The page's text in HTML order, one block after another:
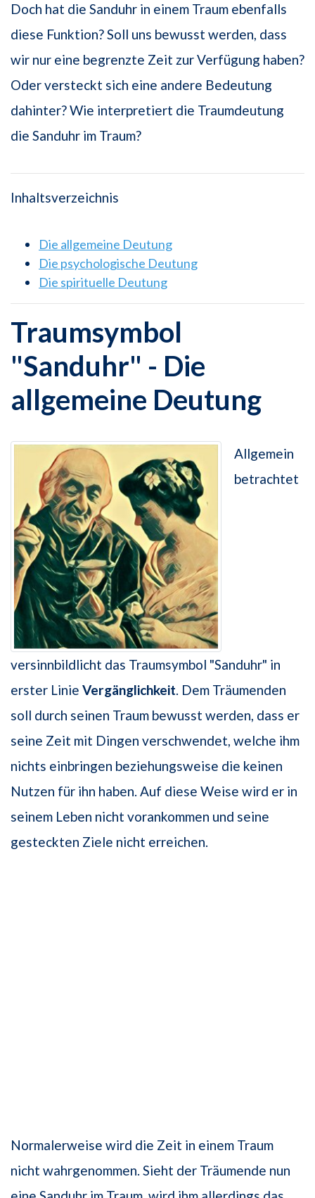
Doch hat die Sanduhr in einem Traum ebenfalls
diese Funktion? Soll uns bewusst werden, dass
wir nur eine begrenzte Zeit zur Verfügung haben?
Oder versteckt sich eine andere Bedeutung
dahinter? Wie interpretiert die Traumdeutung
die Sanduhr im Traum?
Inhaltsverzeichnis
Die allgemeine Deutung
Die psychologische Deutung
Die spirituelle Deutung
Traumsymbol
"Sanduhr" - Die
allgemeine Deutung
Allgemein
betrachtet
versinnbildlicht das Traumsymbol "Sanduhr" in
erster Linie Vergänglichkeit. Dem Träumenden
soll durch seinen Traum bewusst werden, dass er
seine Zeit mit Dingen verschwendet, welche ihm
nichts einbringen beziehungsweise die keinen
Nutzen für ihn haben. Auf diese Weise wird er in
seinem Leben nicht vorankommen und seine
gesteckten Ziele nicht erreichen.
Normalerweise wird die Zeit in einem Traum
nicht wahrgenommen. Sieht der Träumende nun